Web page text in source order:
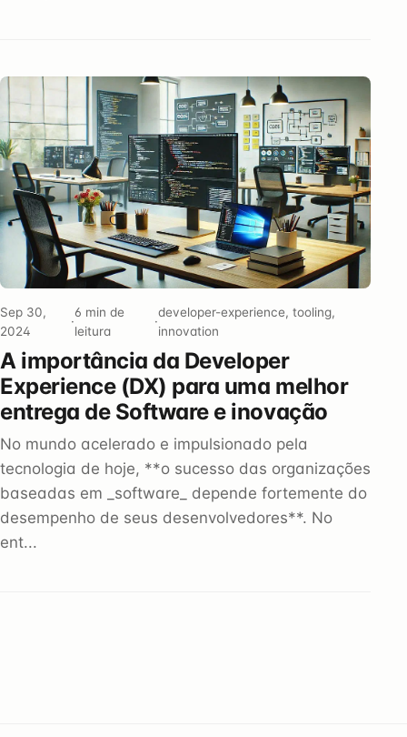
Sep 30,
2024
·
6 min de
leitura
·
developer-experience, tooling,
innovation
A importância da Developer
Experience (DX) para uma melhor
entrega de Software e inovação
No mundo acelerado e impulsionado pela
tecnologia de hoje, **o sucesso das organizações
baseadas em _software_ depende fortemente do
desempenho de seus desenvolvedores**. No
ent...